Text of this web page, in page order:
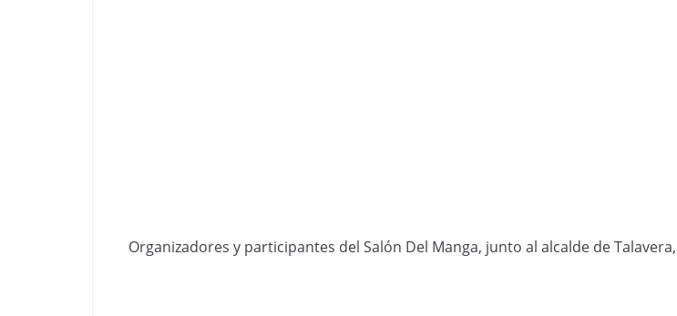
Organizadores y participantes del Salón Del Manga, junto al alcalde de